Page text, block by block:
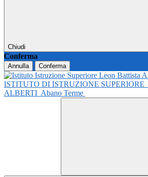
Chiudi
Conferma
Annulla Conferma
ISTITUTO DI ISTRUZIONE SUPERIORE
ALBERTI Abano Terme